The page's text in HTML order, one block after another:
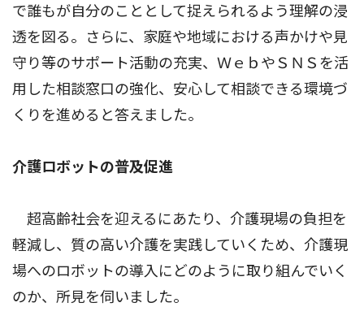
で誰もが自分のこととして捉えられるよう理解の浸
透を図る。さらに、家庭や地域における声かけや見
守り等のサポート活動の充実、ＷｅｂやＳＮＳを活
用した相談窓口の強化、安心して相談できる環境づ
くりを進めると答えました。
介護ロボットの普及促進
超高齢社会を迎えるにあたり、介護現場の負担を
軽減し、質の高い介護を実践していくため、介護現
場へのロボットの導入にどのように取り組んでいく
のか、所見を伺いました。